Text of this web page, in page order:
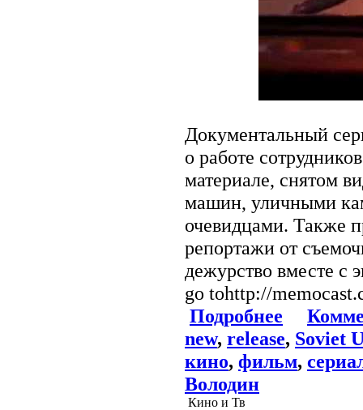
Документальный
о работе
материале, снятом
машин, уличными
очевидцами. Также
репортажи от
дежурство вместе
go tohttp://
Подробнее
new, release, Soviet
кино, фильм,
Володин
Кино и Тв